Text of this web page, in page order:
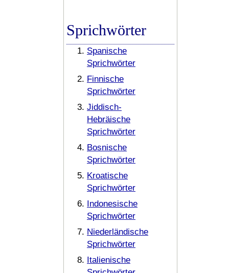
Sprichwörter
Spanische
Sprichwörter
Finnische
Sprichwörter
Jiddisch-
Hebräische
Sprichwörter
Bosnische
Sprichwörter
Kroatische
Sprichwörter
Indonesische
Sprichwörter
Niederländische
Sprichwörter
Italienische